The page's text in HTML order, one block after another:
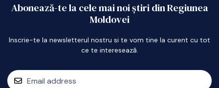
Abonează-te la cele mai noi știri din Regiunea
Moldovei
Inscrie-te la newsletterul nostru si te vom tine la curent cu tot
ce te interesează.